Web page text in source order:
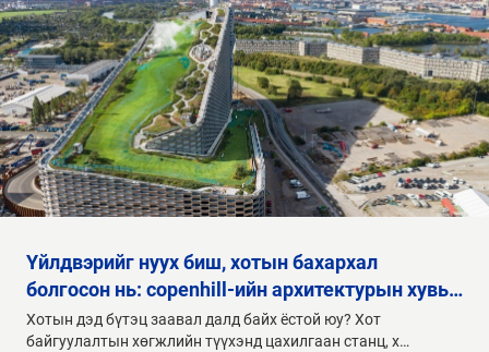
үйлдвэрийг нуух биш, хотын бахархал
болгосон нь: copenhill-ийн архитектурын хувь…
Хотын дэд бүтэц заавал далд байх ёстой юу? Хот
байгуулалтын хөгжлийн түүхэнд цахилгаан станц, х…